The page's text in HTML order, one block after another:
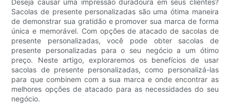
Deseja causar uma impressão duradoura em seus clientes?
Sacolas de presente personalizadas são uma ótima maneira
de demonstrar sua gratidão e promover sua marca de forma
única e memorável. Com opções de atacado de sacolas de
presente personalizadas, você pode obter sacolas de
presente personalizadas para o seu negócio a um ótimo
preço. Neste artigo, exploraremos os benefícios de usar
sacolas de presente personalizadas, como personalizá-las
para que combinem com a sua marca e onde encontrar as
melhores opções de atacado para as necessidades do seu
negócio.